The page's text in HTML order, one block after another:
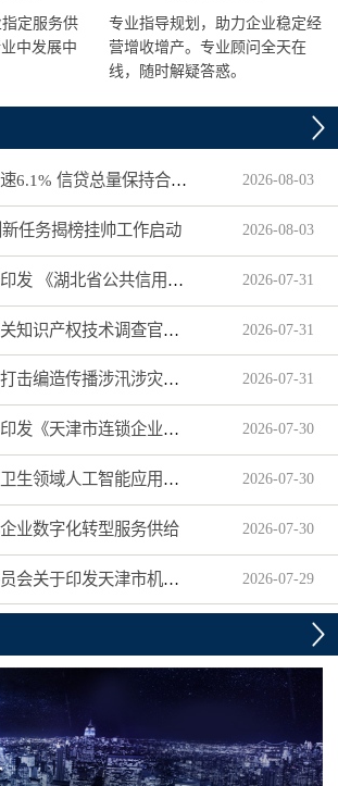
定服务供
中发展中
专业指导规划，助力企业稳定经
营增收增产。专业顾问全天在
线，随时解疑答惑。
海南上半年贷款增速6.1% 信贷总量保持合理平稳增长 2026-08-03
任务揭榜挂帅工作启动 2026-08-03
湖北省发改委关于印发 《湖北省公共信用信息目录（2026年版）》的通知 2026-07-31
山东：全省首个海关知识产权技术调查官制度落地济南自贸片区 2026-07-31
公安机关持续严厉打击编造传播涉汛涉灾网络谣言 2026-07-31
市市场监管委关于印发《天津市连锁企业食品经营许可“先证后核”信用承诺审批实施办法》的通知 2026-07-30
黑龙江：出台医疗卫生领域人工智能应用工作实施方案 2026-07-30
业数字化转型服务供给 2026-07-30
天津市交通运输委员会关于印发天津市机动车驾驶员培训机构及教练员综合信用评价管理办法的通知 2026-07-29